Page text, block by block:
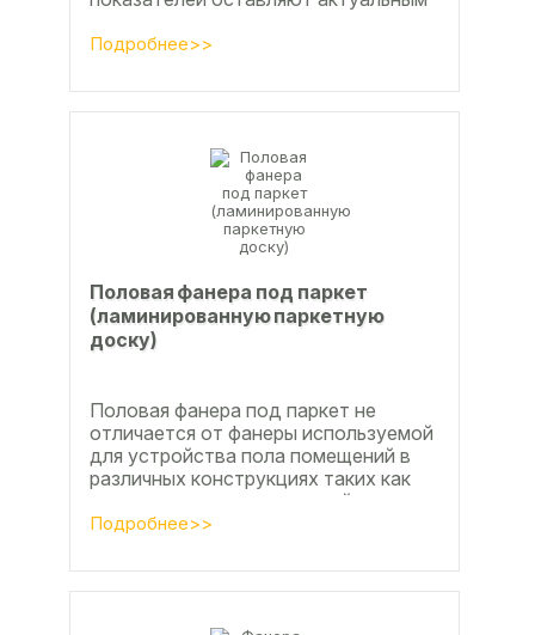
технологии производства клееной...
Подробнее>>
Половая фанера под паркет
(ламинированную паркетную
доску)
Половая фанера под паркет не
отличается от фанеры используемой
для устройства пола помещений в
различных конструкциях таких как
ламинат из ламинированной
паркетной доски, а так же...
Подробнее>>